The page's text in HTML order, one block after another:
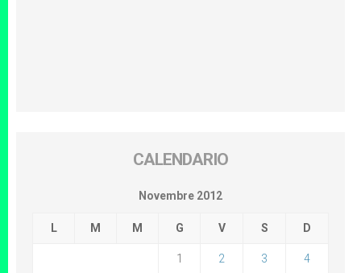
CALENDARIO
Novembre 2012
L M M G V S D
1 2 3 4